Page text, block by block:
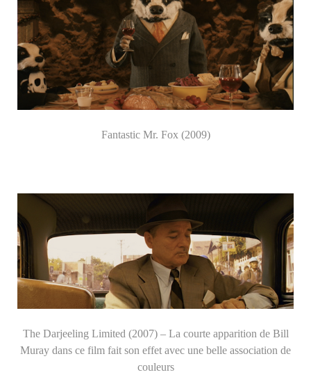
Fantastic Mr. Fox (2009)
The Darjeeling Limited (2007) – La courte apparition de Bill
Muray dans ce film fait son effet avec une belle association de
couleurs